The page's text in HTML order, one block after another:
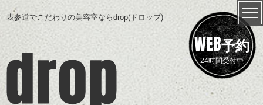
表参道でこだわりの美容室ならdrop(ドロップ)
WEB予約
24時間受付中